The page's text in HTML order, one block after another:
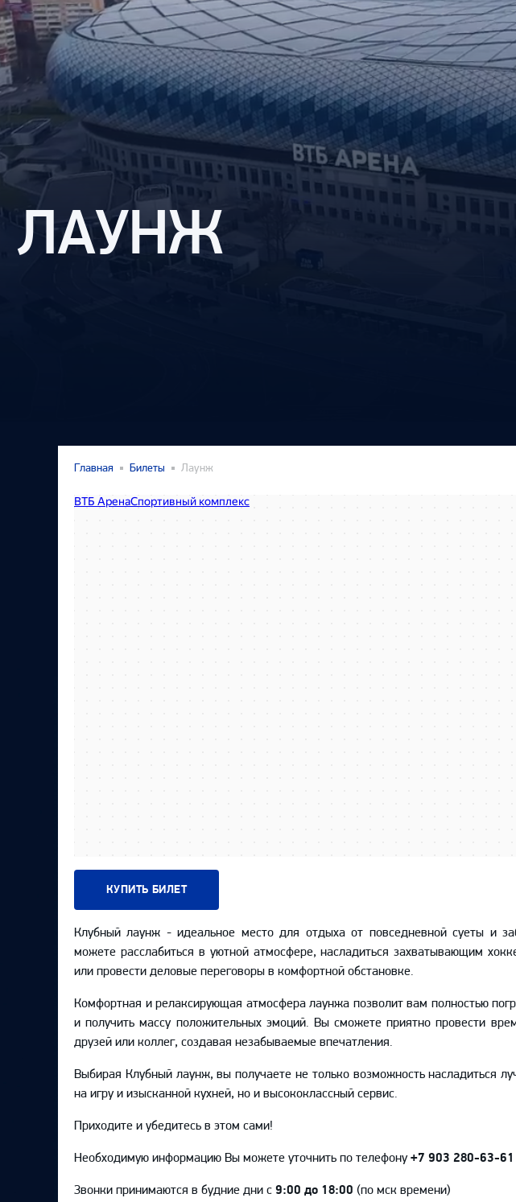
Локомотив
Северсталь
ЦСКА
Шанхайские Драконы
Амур
Барыс
Салават Юлаев
Сибирь
ЛАУНЖ
Главная Билеты Лаунж
втб арена в Москве
КУПИТЬ БИЛЕТ
Клубный лаунж - идеальное место для отдыха от повседневной суеты и
можете расслабиться в уютной атмосфере, насладиться захватывающим
или провести деловые переговоры в комфортной обстановке.
Комфортная и релаксирующая атмосфера лаунжа позволит вам полностью
и получить массу положительных эмоций. Вы сможете приятно провести
друзей или коллег, создавая незабываемые впечатления.
Выбирая Клубный лаунж, вы получаете не только возможность насладиться
на игру и изысканной кухней, но и высококлассный сервис.
Приходите и убедитесь в этом сами!
Необходимую информацию Вы можете уточнить по телефону+7 903 280-63-61
Звонки принимаются в будние дни с 9:00 до 18:00 (по мск времени)